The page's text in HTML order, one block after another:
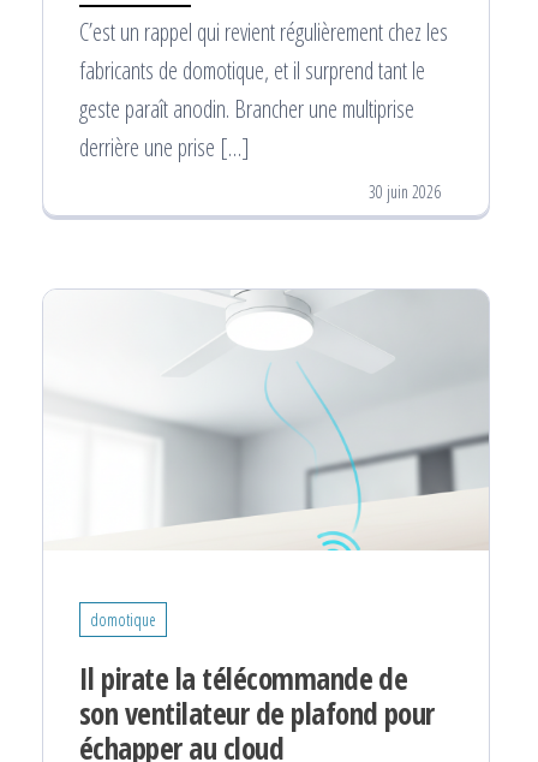
C’est un rappel qui revient régulièrement chez les
fabricants de domotique, et il surprend tant le
geste paraît anodin. Brancher une multiprise
derrière une prise […]
30 juin 2026
domotique
Il pirate la télécommande de
son ventilateur de plafond pour
échapper au cloud